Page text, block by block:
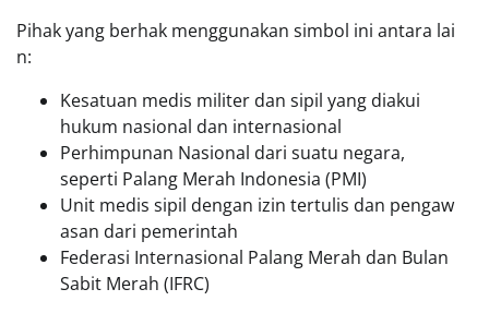
Pihak yang berhak menggunakan simbol ini antara lai
n:
Kesatuan medis militer dan sipil yang diakui
hukum nasional dan internasional
Perhimpunan Nasional dari suatu negara,
seperti Palang Merah Indonesia (PMI)
Unit medis sipil dengan izin tertulis dan pengaw
asan dari pemerintah
Federasi Internasional Palang Merah dan Bulan
Sabit Merah (IFRC)